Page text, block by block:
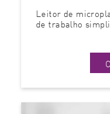
Leitor de
de trabalho